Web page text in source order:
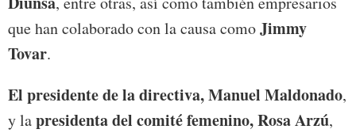
que han colaborado con la causa comoJimmy
Tovar.
El presidente de la directiva, Manuel Maldonado,
y lapresidenta del comité femenino, Rosa Arzú,